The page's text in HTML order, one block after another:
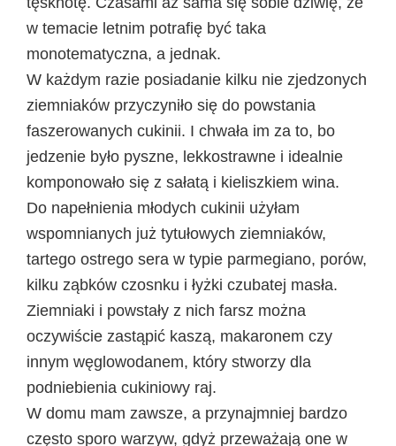
w temacie letnim potrafię być taka
monotematyczna, a jednak.
W każdym razie posiadanie kilku nie zjedzonych
ziemniaków przyczyniło się do powstania
faszerowanych cukinii. I chwała im za to, bo
jedzenie było pyszne, lekkostrawne i idealnie
komponowało się z sałatą i kieliszkiem wina.
Do napełnienia młodych cukinii użyłam
wspomnianych już tytułowych ziemniaków,
tartego ostrego sera w typie parmegiano, porów,
kilku ząbków czosnku i łyżki czubatej masła.
Ziemniaki i powstały z nich farsz można
oczywiście zastąpić kaszą, makaronem czy
innym węglowodanem, który stworzy dla
podniebienia cukiniowy raj.
W domu mam zawsze, a przynajmniej bardzo
często sporo warzyw, gdyż przeważają one w